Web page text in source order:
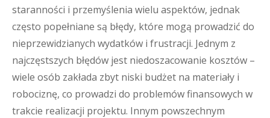
staranności i przemyślenia wielu aspektów, jednak
często popełniane są błędy, które mogą prowadzić do
nieprzewidzianych wydatków i frustracji. Jednym z
najczęstszych błędów jest niedoszacowanie kosztów –
wiele osób zakłada zbyt niski budżet na materiały i
robociznę, co prowadzi do problemów finansowych w
trakcie realizacji projektu. Innym powszechnym